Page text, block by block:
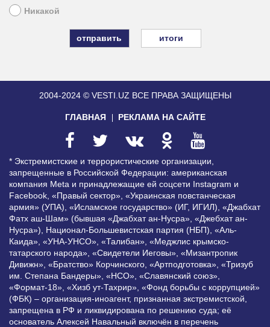
Никакой
итоги
2004-2024 © VESTI.UZ ВСЕ ПРАВА ЗАЩИЩЕНЫ
ГЛАВНАЯ РЕКЛАМА НА САЙТЕ
* Экстремистские и террористические организации,
запрещенные в Российской Федерации: американская
компания Meta и принадлежащие ей соцсети Instagram и
Facebook, «Правый сектор», «Украинская повстанческая
армия» (УПА), «Исламское государство» (ИГ, ИГИЛ), «Джабхат
Фатх аш-Шам» (бывшая «Джабхат ан-Нусра», «Джебхат ан-
Нусра»), Национал-Большевистская партия (НБП), «Аль-
Каида», «УНА-УНСО», «Талибан», «Меджлис крымско-
татарского народа», «Свидетели Иеговы», «Мизантропик
Дивижн», «Братство» Корчинского, «Артподготовка», «Тризуб
им. Степана Бандеры», «НСО», «Славянский союз»,
«Формат-18», «Хизб ут-Тахрир», «Фонд борьбы с коррупцией»
(ФБК) – организация-иноагент, признанная экстремистской,
запрещена в РФ и ликвидирована по решению суда; её
основатель Алексей Навальный включён в перечень